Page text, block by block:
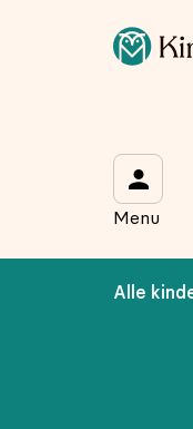
Menu
Alle
Op de hoogte
Wat is je voornaam?